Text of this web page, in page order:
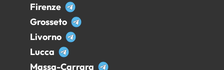
Firenze
Grosseto
Livorno
Lucca
Massa-Carrara